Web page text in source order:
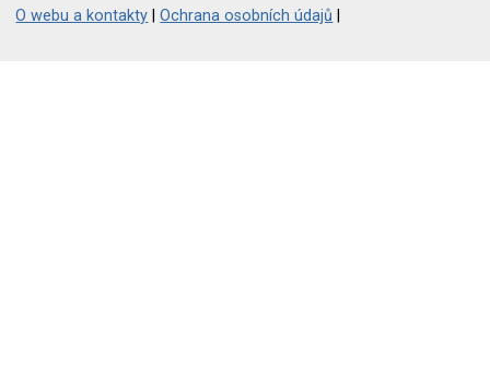
O webu a kontakty |Ochrana osobních údajů